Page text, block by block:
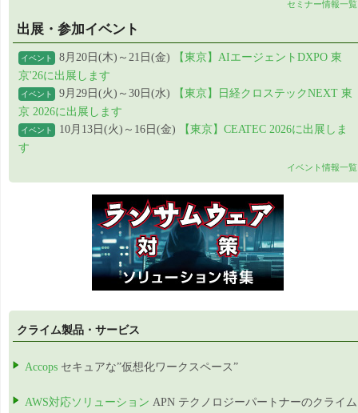
セミナー情報一覧
出展・参加イベント
イベント 8月20日(木)～21日(金)
【東京】AIエージェントDXPO 東
京'26に出展します
イベント 9月29日(火)～30日(水)
【東京】日経クロステックNEXT 東
京 2026に出展します
イベント 10月13日(火)～16日(金)
【東京】CEATEC 2026に出展しま
す
イベント情報一覧
クライム製品・サービス
Accops セキュアな”仮想化ワークスペース”
AWS対応ソリューション APN テクノロジーパートナーのクライム